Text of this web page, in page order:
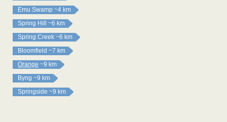
Emu Swamp ~4 km
Spring Hill
~6 km
Spring Creek ~6 km
Bloomfield ~7 km
Orange ~9 km
Byng ~9 km
Springside ~9 km